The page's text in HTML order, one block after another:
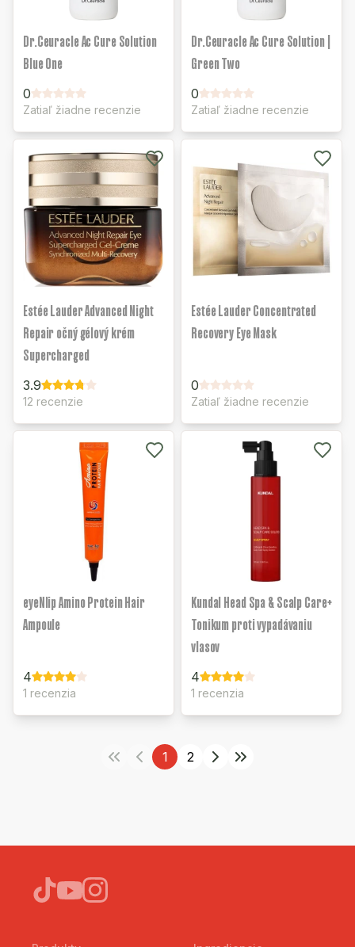
Dr.Ceuracle Ac Cure Solution
Blue One
0
Zatiaľ žiadne recenzie
Dr.Ceuracle Ac Cure Solution |
Green Two
0
Zatiaľ žiadne recenzie
Estée Lauder Advanced Night
Repair očný gélový krém
Supercharged
3.9
12 recenzie
Estée Lauder Concentrated
Recovery Eye Mask
0
Zatiaľ žiadne recenzie
eyeNlip Amino Protein Hair
Ampoule
4
1 recenzia
Kundal Head Spa & Scalp Care+
Tonikum proti vypadávaniu
vlasov
4
1 recenzia
1 2